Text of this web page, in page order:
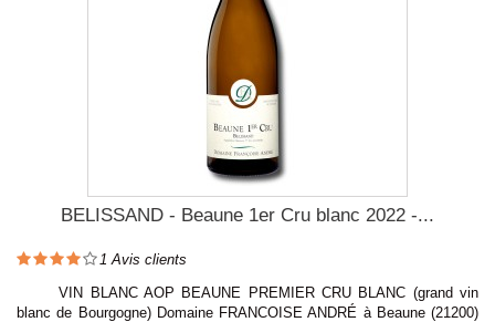
BELISSAND - Beaune 1er Cru blanc 2022 -...
1 Avis clients
VIN BLANC AOP BEAUNE PREMIER CRU BLANC (grand vin
blanc de Bourgogne) Domaine FRANCOISE ANDRÉ à Beaune (21200)